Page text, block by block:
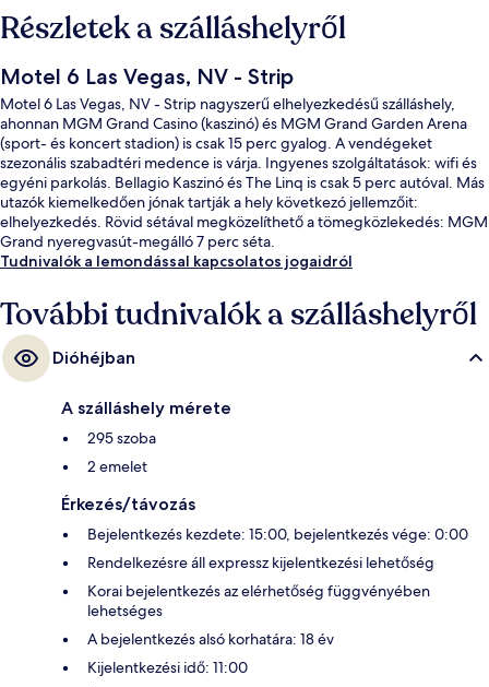
Részletek a szálláshelyről
Motel 6 Las Vegas, NV - Strip
Motel 6 Las Vegas, NV - Strip nagyszerű elhelyezkedésű szálláshely,
ahonnan MGM Grand Casino (kaszinó) és MGM Grand Garden Arena
(sport- és koncert stadion) is csak 15 perc gyalog. A vendégeket
szezonális szabadtéri medence is várja. Ingyenes szolgáltatások: wifi és
egyéni parkolás. Bellagio Kaszinó és The Linq is csak 5 perc autóval. Más
utazók kiemelkedően jónak tartják a hely következó jellemzőit:
elhelyezkedés. Rövid sétával megközelíthető a tömegközlekedés: MGM
Grand nyeregvasút-megálló 7 perc séta.
Tudnivalók a lemondással kapcsolatos jogaidról
További tudnivalók a szálláshelyről
Dióhéjban
A szálláshely mérete
295 szoba
2 emelet
Érkezés/távozás
Bejelentkezés kezdete: 15:00, bejelentkezés vége: 0:00
Rendelkezésre áll expressz kijelentkezési lehetőség
Korai bejelentkezés az elérhetőség függvényében
lehetséges
A bejelentkezés alsó korhatára: 18 év
Kijelentkezési idő: 11:00